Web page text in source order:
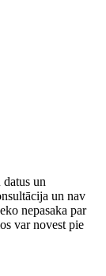
un
un nav
nepasaka par
var novest pie